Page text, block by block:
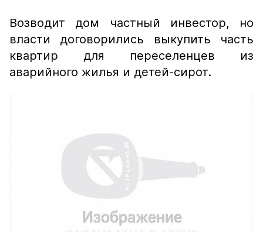
Возводит дом частный инвестор, но
власти договорились выкупить часть
квартир для переселенцев из
аварийного жилья и детей-сирот.